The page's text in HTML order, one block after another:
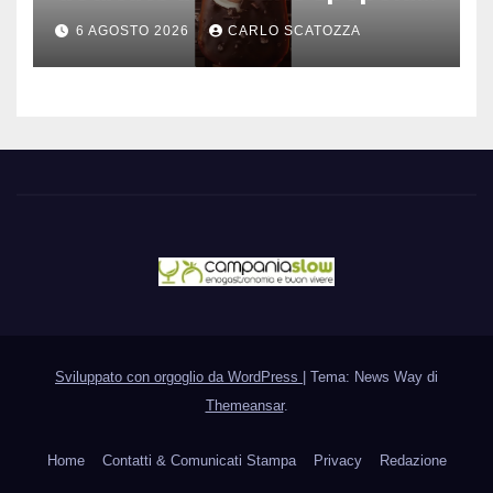
è nato a Caivano
6 AGOSTO 2026 CARLO SCATOZZA
Sviluppato con orgoglio da WordPress
Tema: News Way di
Themeansar.
Home Contatti & Comunicati Stampa Privacy Redazione